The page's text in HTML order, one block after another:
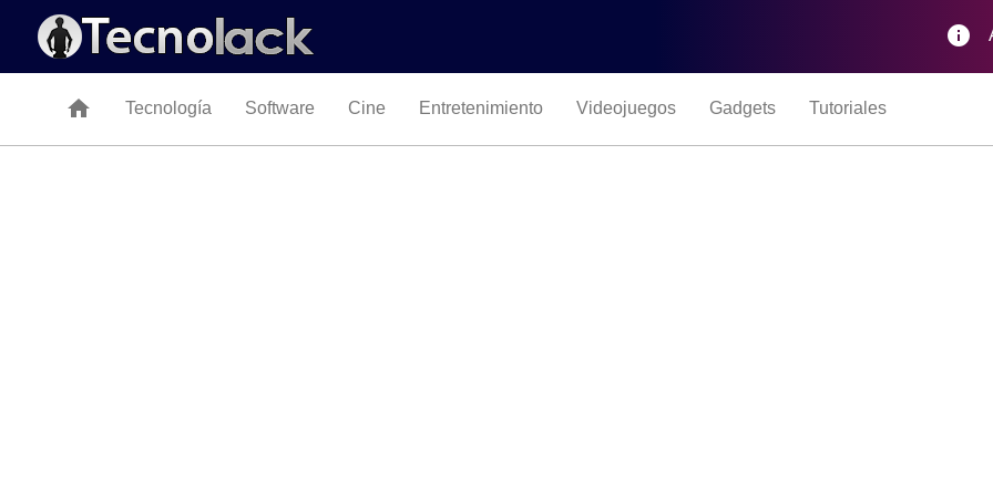
info
home Tecnología Software Cine Entretenimiento Videojuegos Gadgets Tutoriales